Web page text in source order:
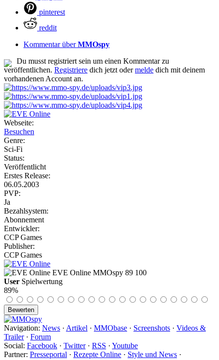
pinterest
reddit
Kommentar überMMOspy
Du musst registriert sein um einen Kommentar zu
veröffentlichen. Registriere dich jetzt odermelde dich mit deinem
vorhandenen Account an.
Webseite:
Besuchen
Genre:
Sci-Fi
Status:
Veröffentlicht
Erstes Release:
06.05.2003
PVP:
Ja
Bezahlsystem:
Abonnement
Entwickler:
CCP Games
Publisher:
CCP Games
EVE Online MMOspy 89 100
User Spielwertung
89%
Navigation: News · Artikel · MMObase · Screenshots · Videos &
Trailer· Forum
Social: Facebook · Twitter· RSS · Youtube
Partner: Presseportal · Rezepte Online · Style und News ·